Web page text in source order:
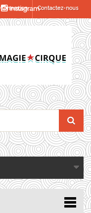
InstagramContactez-nous
Connexion